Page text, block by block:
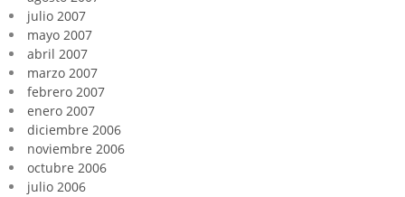
julio 2007
mayo 2007
abril 2007
marzo 2007
febrero 2007
enero 2007
diciembre 2006
noviembre 2006
octubre 2006
julio 2006